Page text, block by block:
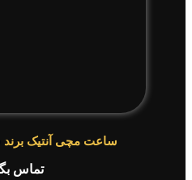
ساعت مچی آنتیک برند
تماس